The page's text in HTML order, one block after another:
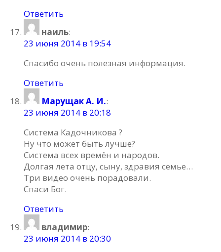
Ответить
наиль:
23 июня 2014 в 19:54
Спасибо очень полезная информация.
Ответить
Марущак А. И.:
23 июня 2014 в 20:18
Система Кадочникова ?
Ну что может быть лучше?
Система всех времён и народов.
Долгая лета отцу, сыну, здравия семье…
Три видео очень порадовали.
Спаси Бог.
Ответить
владимир:
23 июня 2014 в 20:30